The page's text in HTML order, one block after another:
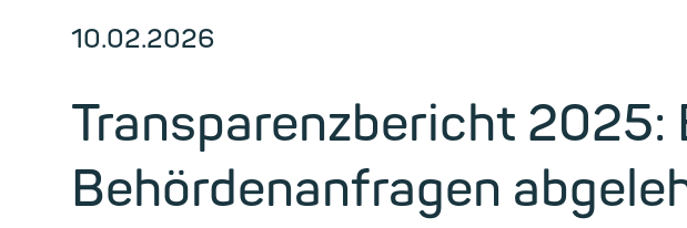
10.02.2026
Transparenzbericht 2025:
Behördenanfragen